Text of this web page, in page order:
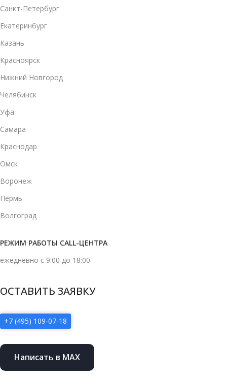
Санкт-Петербург
Екатеринбург
Казань
Красноярск
Нижний Новгород
Челябинск
Уфа
Самара
Краснодар
Омск
Воронеж
Пермь
Волгоград
РЕЖИМ РАБОТЫ CALL-ЦЕНТРА
ежедневно с 9:00 до 18:00
ОСТАВИТЬ ЗАЯВКУ
+7 (495) 109-07-18
Написать в MAX